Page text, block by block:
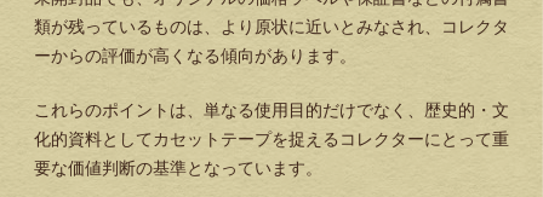
類が残っているものは、より原状に近いとみなされ、コレクタ
ーからの評価が高くなる傾向があります。
これらのポイントは、単なる使用目的だけでなく、歴史的・文
化的資料としてカセットテープを捉えるコレクターにとって重
要な価値判断の基準となっています。